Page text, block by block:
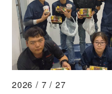
2026 / 7 / 27